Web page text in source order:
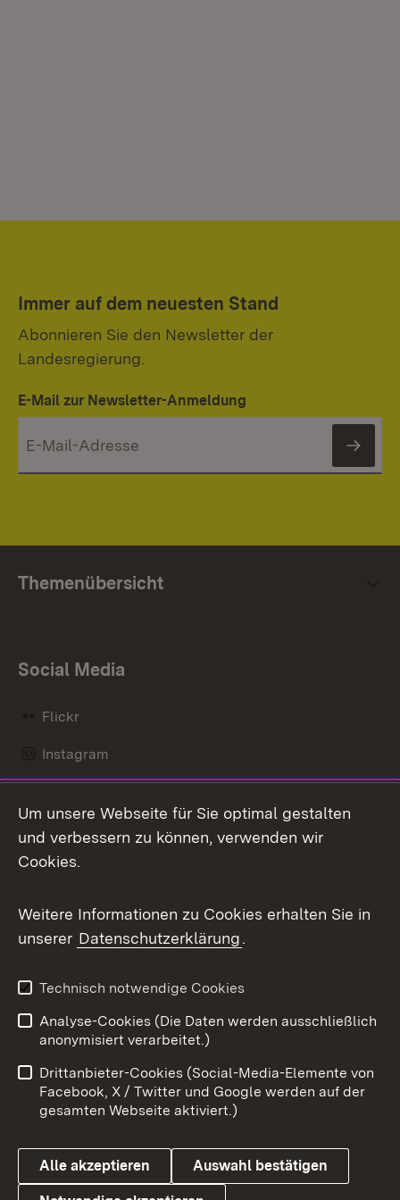
Immer auf dem neuesten Stand
Abonnieren Sie den Newsletter der
Landesregierung.
E-Mail zur Newsletter-Anmeldung
Themenübersicht
Social Media
Flickr
Instagram
Mastodon
Messenger
Social Wall
X / Twitter
Youtube
Benutzungshinweise
Barrierefreiheit
Datenschutz
Cookies
Um unsere Webseite für Sie optimal gestalten
und verbessern zu können, verwenden wir
Cookies.
Weitere Informationen zu Cookies erhalten Sie in
unserer Datenschutzerklärung.
Technisch notwendige Cookies
Analyse-Cookies (Die Daten werden ausschließlich
anonymisiert verarbeitet.)
Drittanbieter-Cookies (Social-Media-Elemente von
Facebook, X / Twitter und Google werden auf der
gesamten Webseite aktiviert.)
Alle akzeptieren Auswahl bestätigen